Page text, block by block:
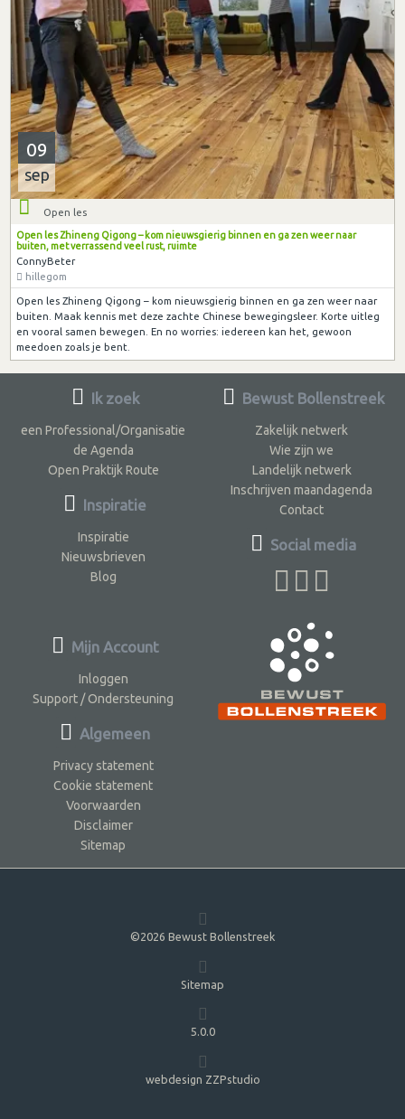
09
sep
Open les
Open les Zhineng Qigong – kom nieuwsgierig binnen en ga zen weer naar
buiten, met verrassend veel rust, ruimte
ConnyBeter
hillegom
Open les Zhineng Qigong – kom nieuwsgierig binnen en ga zen weer naar
buiten. Maak kennis met deze zachte Chinese bewegingsleer. Korte uitleg
en vooral samen bewegen. En no worries: iedereen kan het, gewoon
meedoen zoals je bent.
Ik zoek
een Professional/Organisatie
de Agenda
Open Praktijk Route
Inspiratie
Inspiratie
Nieuwsbrieven
Blog
Bewust Bollenstreek
Zakelijk netwerk
Wie zijn we
Landelijk netwerk
Inschrijven maandagenda
Contact
Social media
Mijn Account
Inloggen
Support / Ondersteuning
Algemeen
Privacy statement
Cookie statement
Voorwaarden
Disclaimer
Sitemap
©2026 Bewust Bollenstreek
Sitemap
5.0.0
webdesign ZZPstudio